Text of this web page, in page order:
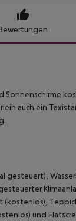
Sonnenschirme
auch ein
(kostenlos),
und